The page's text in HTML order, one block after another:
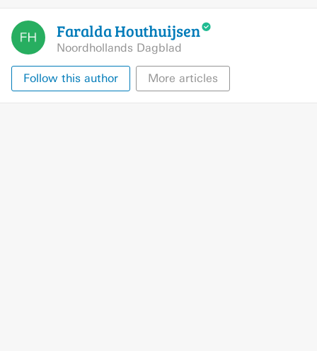
FaraldaHouthuijsen
Noordhollands Dagblad
Follow this author More articles